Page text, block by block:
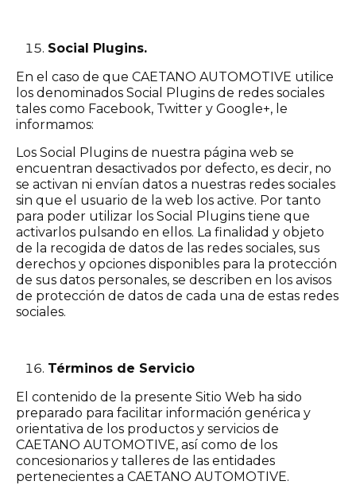
Social Plugins.
En el caso de que CAETANO AUTOMOTIVE utilice
los denominados Social Plugins de redes sociales
tales como Facebook, Twitter y Google+, le
informamos:
Los Social Plugins de nuestra página web se
encuentran desactivados por defecto, es decir, no
se activan ni envían datos a nuestras redes sociales
sin que el usuario de la web los active. Por tanto
para poder utilizar los Social Plugins tiene que
activarlos pulsando en ellos. La finalidad y objeto
de la recogida de datos de las redes sociales, sus
derechos y opciones disponibles para la protección
de sus datos personales, se describen en los avisos
de protección de datos de cada una de estas redes
sociales.
Términos de Servicio
El contenido de la presente Sitio Web ha sido
preparado para facilitar información genérica y
orientativa de los productos y servicios de
CAETANO AUTOMOTIVE, así como de los
concesionarios y talleres de las entidades
pertenecientes a CAETANO AUTOMOTIVE.